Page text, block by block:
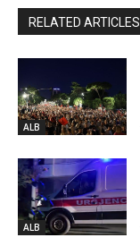
RELATED ARTICLES
ALB
ALB